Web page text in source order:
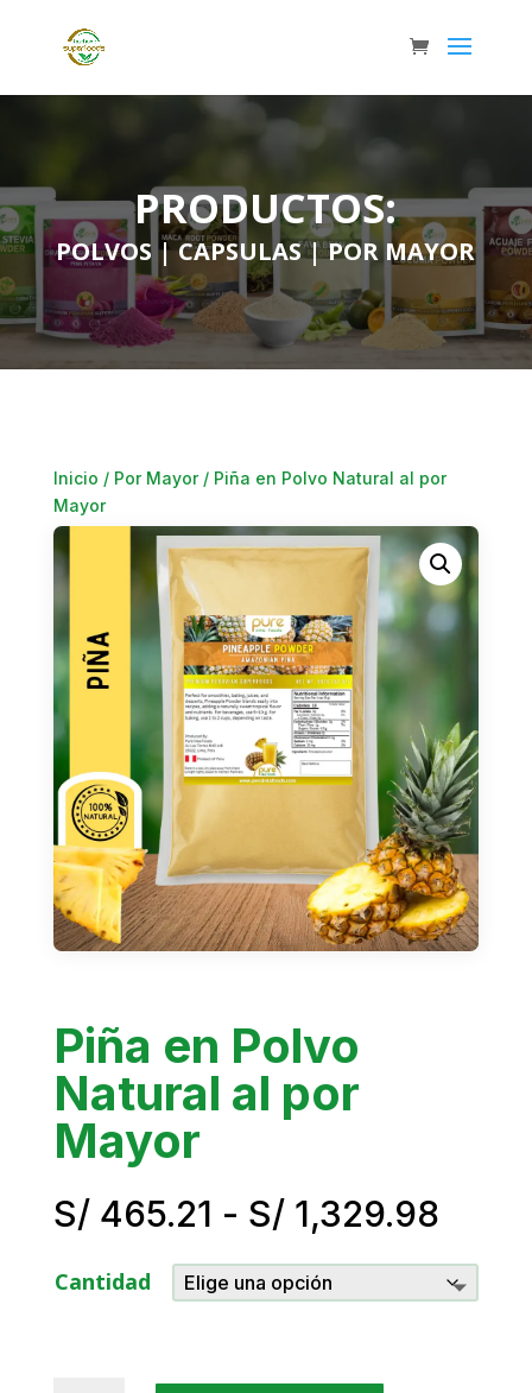
PRODUCTOS:
POLVOS |CAPSULAS|POR MAYOR
Inicio / Por Mayor/ Piña en Polvo Natural al por
Mayor
Piña en Polvo
Natural al por
Mayor
S/465.21 - S/1,329.98
Cantidad